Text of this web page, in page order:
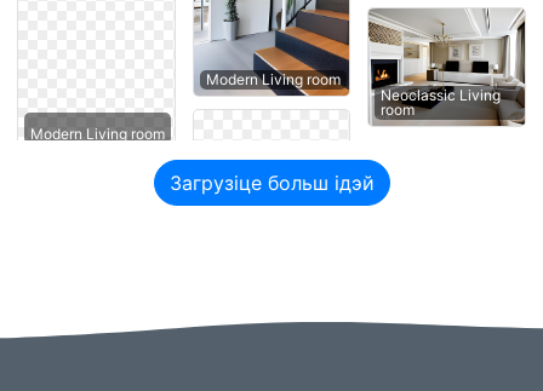
Modern Living room
Modern Living room
Neoclassic Living
room
Загрузіце больш ідэй